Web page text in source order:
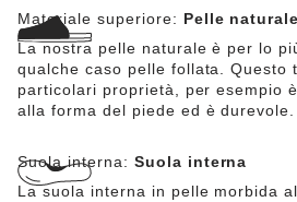
Materiale superiore: Pelle naturale
La nostra pelle naturale è per lo
qualche caso pelle follata. Questo
particolari proprietà, per esempio
alla forma del piede ed è durevole.
Suola interna: Suola interna
La suola interna in pelle morbida